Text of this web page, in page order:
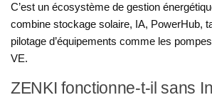
C’est un écosystème de gestion
combine stockage solaire, IA, PowerHub,
pilotage d’équipements comme les
VE.
ZENKI fonctionne-t-il sans